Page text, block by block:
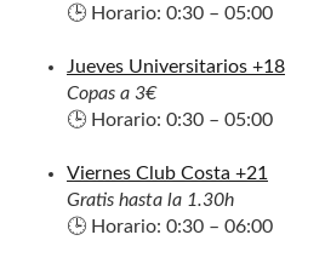
🕒 Horario: 0:30 – 05:00
Jueves Universitarios +18
Copas a 3€
🕒 Horario: 0:30 – 05:00
Viernes Club Costa +21
Gratis hasta la 1.30h
🕒 Horario: 0:30 – 06:00